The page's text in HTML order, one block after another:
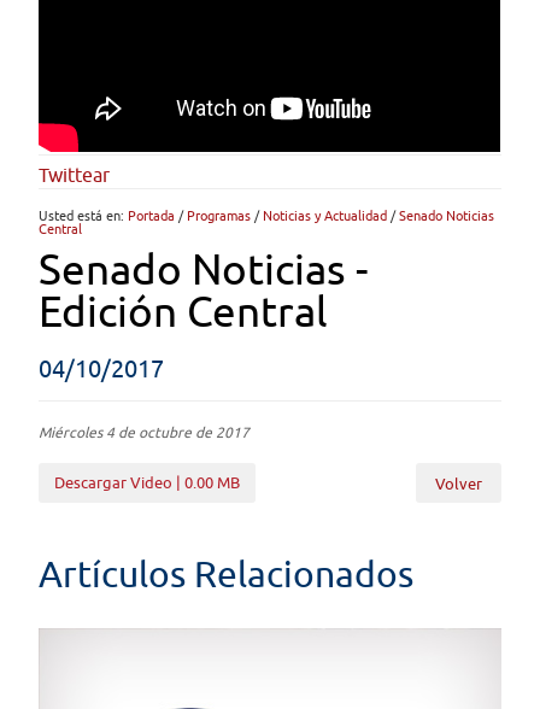
Twittear
Usted está en: Portada / Programas / Noticias y Actualidad /Senado Noticias
Central
Senado Noticias -
Edición Central
04/10/2017
Miércoles 4 de octubre de 2017
Descargar Video | 0.00 MB Volver
Artículos Relacionados